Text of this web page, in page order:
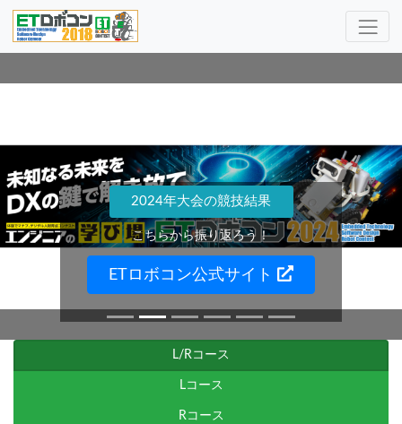
2024年大会の競技結果
こちらから振り返ろう！
ETロボコン公式サイト
L/Rコース
Lコース
Rコース